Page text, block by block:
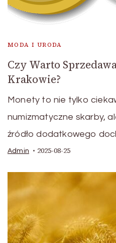
MODA I URODA
Czy Warto
Krakowie?
Monety to nie tylko
numizmatyczne skarby,
źródło dodatkowego
Admin 2025-08-25